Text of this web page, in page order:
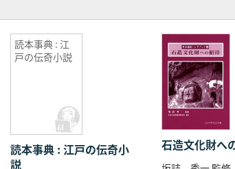
読本事典 : 江
戸の伝奇小説
読本事典 : 江戸の伝奇小
説
石造文化財へ